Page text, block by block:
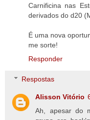
Carnificina nas
derivados do d20
É uma nova
me sorte!
Responder
Respostas
Alisson Vitório
Ah, apesar do